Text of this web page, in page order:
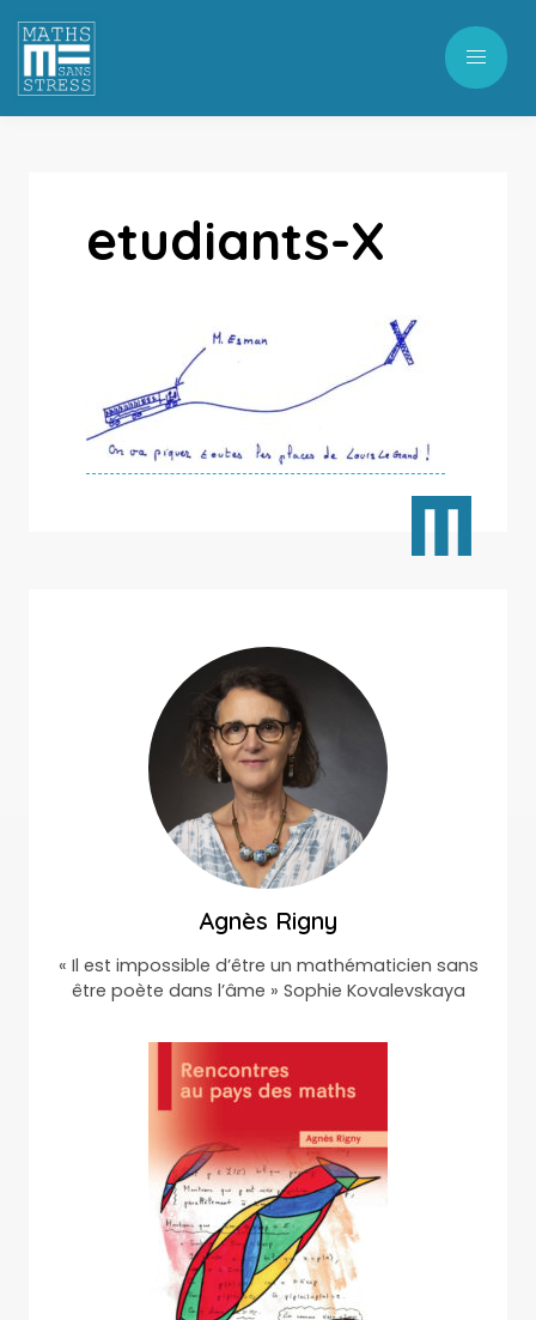
etudiants-X
Agnès Rigny
« Il est impossible d’être un mathématicien sans
être poète dans l’âme » Sophie Kovalevskaya